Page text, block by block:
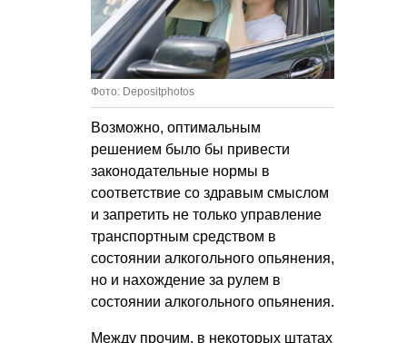
Фото: Depositphotos
Возможно, оптимальным
решением было бы привести
законодательные нормы в
соответствие со здравым смыслом
и запретить не только управление
транспортным средством в
состоянии алкогольного опьянения,
но и нахождение за рулем в
состоянии алкогольного опьянения.
Между прочим, в некоторых штатах